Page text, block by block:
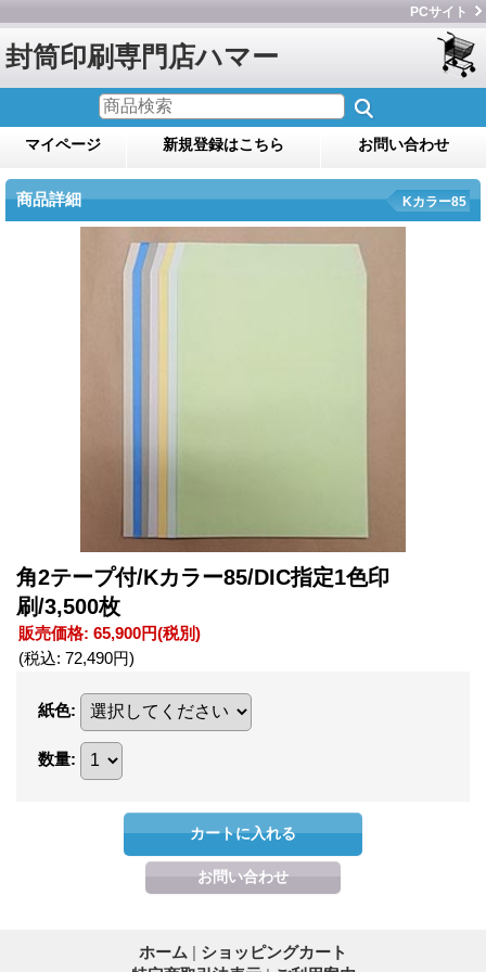
PCサイト
封筒印刷専門店ハマー
マイページ 新規登録はこちら お問い合わせ
商品詳細 Kカラー85
角2テープ付/Kカラー85/DIC指定1色印
刷/3,500枚
販売価格: 65,900円(税別)
(税込: 72,490円)
紙色:
数量:
ホーム | ショッピングカート